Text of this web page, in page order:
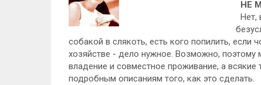
НЕ
Нет,
собакой в слякоть, есть кого попилить,
хозяйстве - дело нужное. Возможно, поэтому
владение и совместное проживание, а
подробным описаниям того, как это сделать.